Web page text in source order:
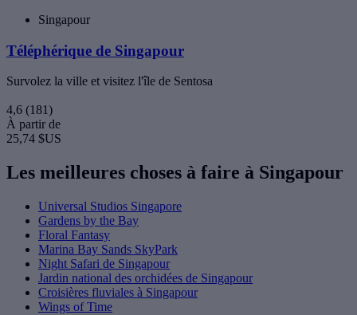
Singapour
Téléphérique de Singapour
Survolez la ville et visitez l'île de Sentosa
4,6 (181)
À partir de
25,74 $US
Les meilleures choses à faire à Singapour
Universal Studios Singapore
Gardens by the Bay
Floral Fantasy
Marina Bay Sands SkyPark
Night Safari de Singapour
Jardin national des orchidées de Singapour
Croisières fluviales à Singapour
Wings of Time